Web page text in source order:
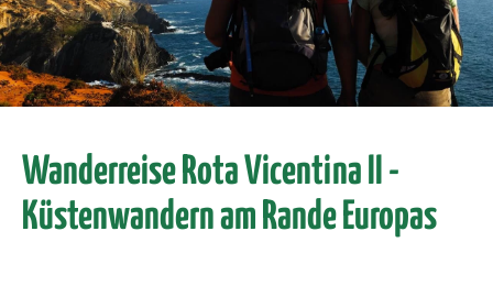
Wanderreise Rota Vicentina II -
Küstenwandern am Rande Europas